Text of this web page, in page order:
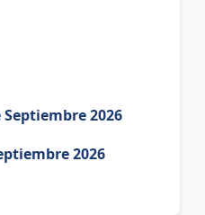
Septiembre 2026
2026